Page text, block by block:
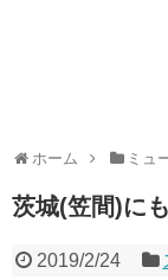
ホーム ミュ
茨城(笠間)に
2019/2/24